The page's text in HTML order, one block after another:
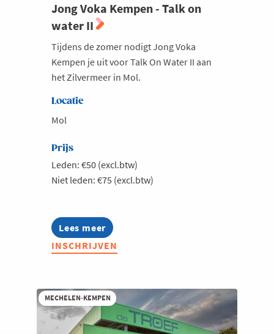
Jong Voka Kempen - Talk on
water II
Tijdens de zomer nodigt Jong Voka
Kempen je uit voor Talk On Water II aan
het Zilvermeer in Mol.
Locatie
Mol
Prijs
Leden: €50 (excl.btw)
Niet leden: €75 (excl.btw)
Lees meer
about
Jong
Voka
on
water
II
INSCHRIJVEN
MECHELEN-KEMPEN